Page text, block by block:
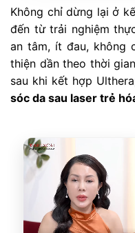
Không chỉ dừng lại ở
đến từ trải nghiệm
an tâm, ít đau, không
thiện dần theo thời
sau khi kết hợp
sóc da sau laser trẻ